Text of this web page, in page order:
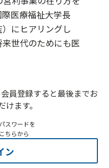
医療福祉大学長
）にヒアリングし
世代のためにも医
員登録すると最後までお
けます。
スワードを
ちらから
ン